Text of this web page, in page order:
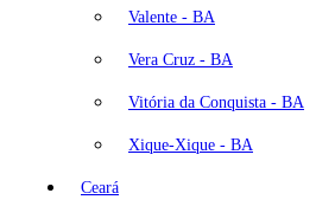
Valente - BA
Vera Cruz - BA
Vitória da Conquista - BA
Xique-Xique - BA
Ceará